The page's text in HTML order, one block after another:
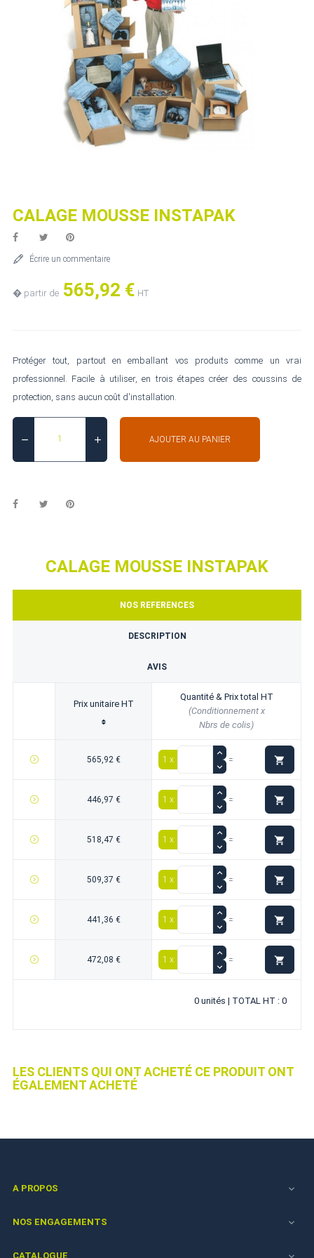
CALAGE MOUSSE INSTAPAK
Écrire un commentaire
� partir de 565,92 € HT
Protéger tout, partout en emballant vos produits comme un vrai
professionnel. Facile à utiliser, en trois étapes créer des coussins de
protection, sans aucun coût d'installation.
AJOUTER AU PANIER
CALAGE MOUSSE INSTAPAK
NOS REFERENCES
DESCRIPTION
AVIS
Prix unitaire HT
Quantité & Prix total HT
(Conditionnement x
Nbrs de colis)
565,92 € 1 x = 
446,97 € 1 x = 
518,47 € 1 x = 
509,37 € 1 x = 
441,36 € 1 x = 
472,08 € 1 x = 
0 unités | TOTAL HT : 0
LES CLIENTS QUI ONT ACHETÉ CE PRODUIT ONT
ÉGALEMENT ACHETÉ
A PROPOS 
NOS ENGAGEMENTS 
CATALOGUE